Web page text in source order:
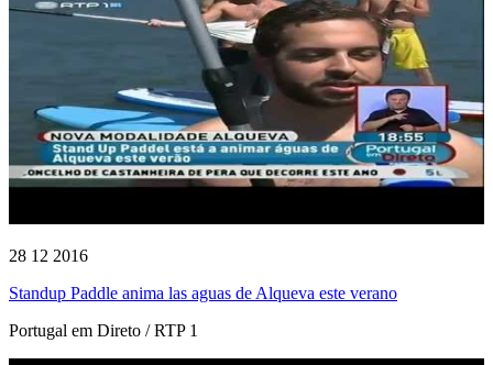
28 12 2016
Standup Paddle anima las aguas de Alqueva este verano
Portugal em Direto / RTP 1